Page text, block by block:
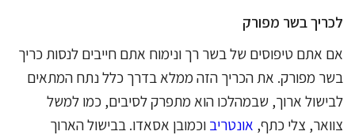
לכריך בשר מפורק
אם אתם טיפוסים של בשר רך ונימוח אתם חייבים לנסות כריך
בשר מפורק. את הכריך הזה ממלא בדרך כלל נתח המתאים
לבישול ארוך, שבמהלכו הוא מתפרק לסיבים, כמו למשל
צוואר, צלי כתף, אונטריב וכמובן אסאדו. בבישול הארוך